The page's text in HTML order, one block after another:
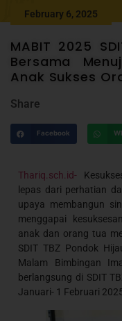
February 6, 2025
MABIT 2025
Bersama
Anak Sukses
Share
Facebook
Thariq.sch.id-
lepas dari perhatian
upaya membangun
menggapai
anak dan orang tua
SDIT TBZ Pondok
Malam Bimbingan
berlangsung di SDIT
Januari- 1 Februari